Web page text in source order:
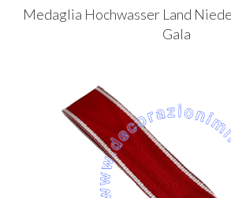
Medaglia Hochwasser Land
Gala